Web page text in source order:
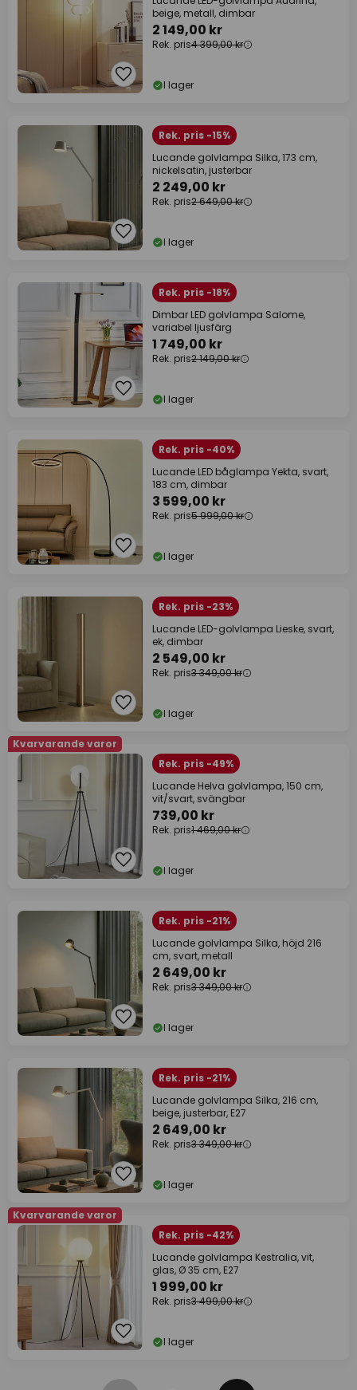
beige, metall, dimbar
2 149,00 kr
Rek. pris4 399,00 kr
I lager
Rek. pris -15%
Lucande golvlampa Silka, 173 cm,
nickelsatin, justerbar
2 249,00 kr
Rek. pris2 649,00 kr
I lager
Rek. pris -18%
Dimbar LED golvlampa Salome,
variabel ljusfärg
1 749,00 kr
Rek. pris2 149,00 kr
I lager
Rek. pris -40%
Lucande LED båglampa Yekta, svart,
183 cm, dimbar
3 599,00 kr
Rek. pris5 999,00 kr
I lager
Rek. pris -23%
Lucande LED-golvlampa Lieske, svart,
ek, dimbar
2 549,00 kr
Rek. pris3 349,00 kr
I lager
Kvarvarande varor
Rek. pris -49%
Lucande Helva golvlampa, 150 cm,
vit/svart, svängbar
739,00 kr
Rek. pris1 469,00 kr
I lager
Rek. pris -21%
Lucande golvlampa Silka, höjd 216
cm, svart, metall
2 649,00 kr
Rek. pris3 349,00 kr
I lager
Rek. pris -21%
Lucande golvlampa Silka, 216 cm,
beige, justerbar, E27
2 649,00 kr
Rek. pris3 349,00 kr
I lager
Kvarvarande varor
Rek. pris -42%
Lucande golvlampa Kestralia, vit,
glas, Ø 35 cm, E27
1 999,00 kr
Rek. pris3 499,00 kr
I lager